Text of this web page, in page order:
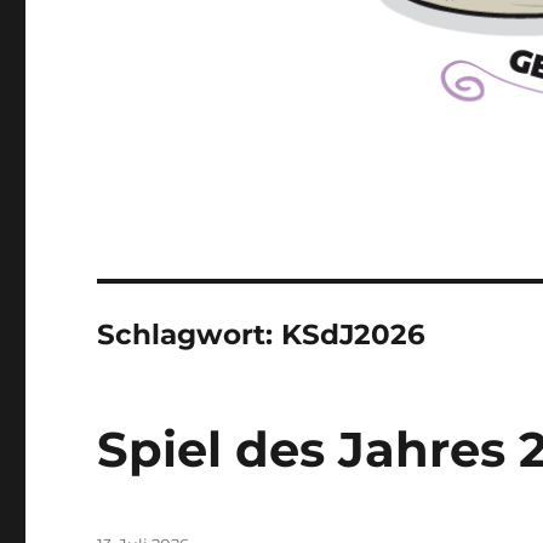
Schlagwort: KSdJ2026
Spiel des Jahres